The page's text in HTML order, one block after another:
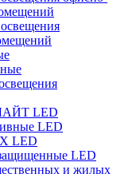
LED
LED
LED
LED
и жилых